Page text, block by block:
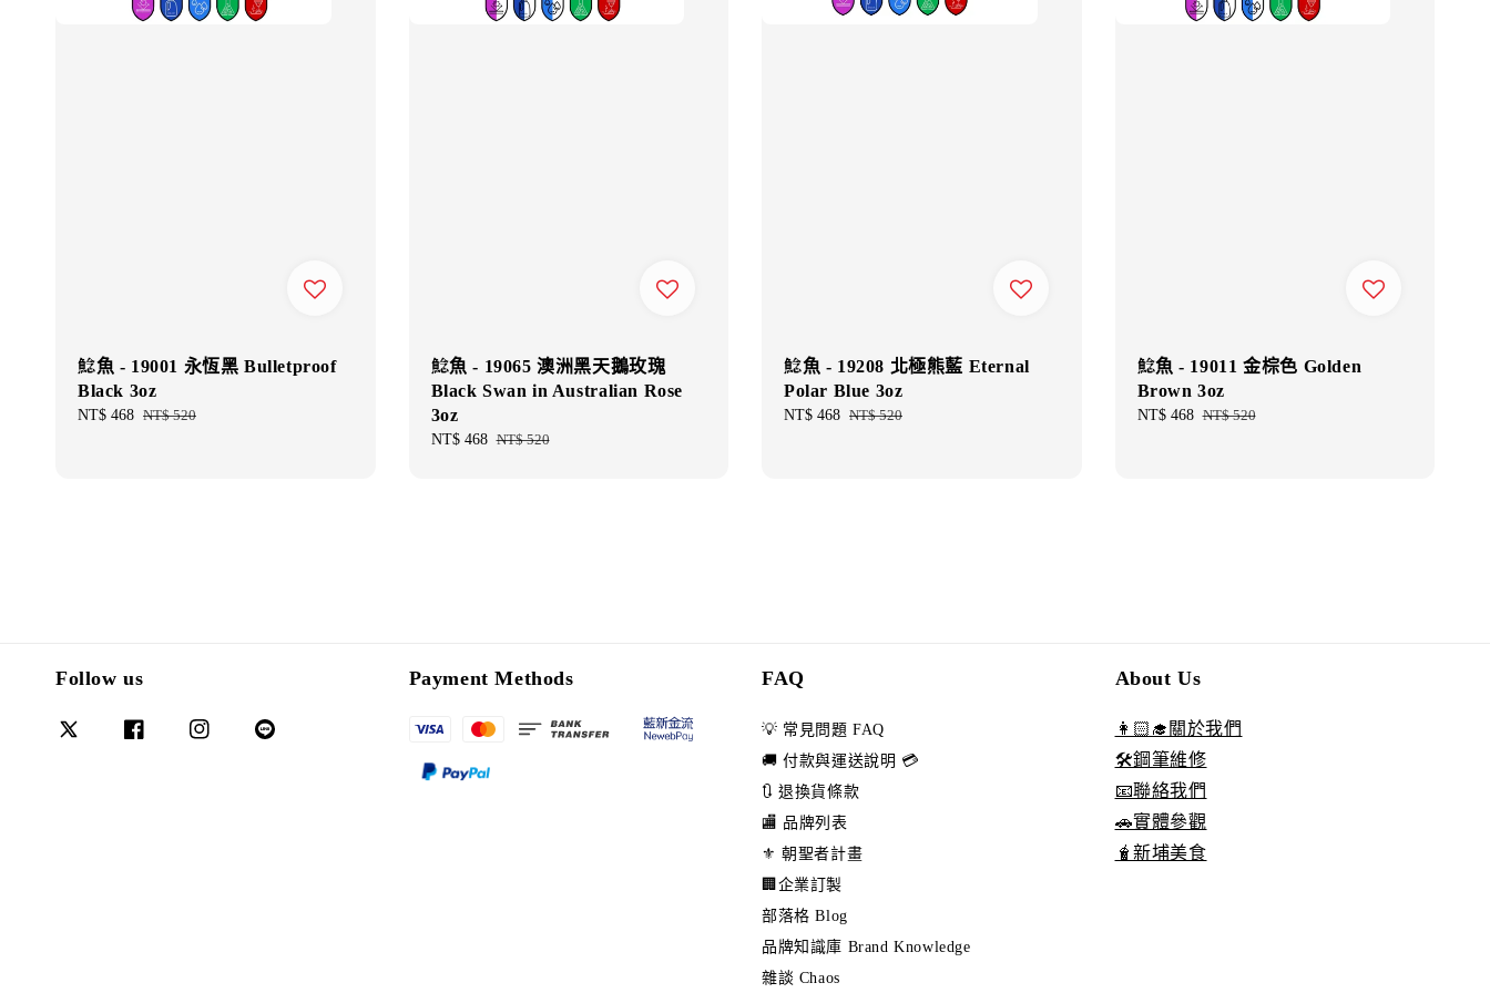
鯰魚 - 19001 永恆黑 Bulletproof
Black 3oz
Sale
NT$ 468 Regular
NT$ 520
鯰魚 - 19065 澳洲黑天鵝玫瑰
Black Swan in Australian Rose
3oz
Sale
NT$ 468 Regular
NT$ 520
鯰魚 - 19208 北極熊藍 Eternal
Polar Blue 3oz
Sale
NT$ 468 Regular
NT$ 520
鯰魚 - 19011 金棕色 Golden
Brown 3oz
Sale
NT$ 468 Regular
NT$ 520
Follow us Payment Methods FAQ
💡 常見問題 FAQ
🚚 付款與運送說明 💳
🔃 退換貨條款
🏬 品牌列表
⚜️ 朝聖者計畫
🏢企業訂製
部落格 Blog
品牌知識庫 Brand Knowledge
雜談 Chaos
About Us
👩🏻‍🎓關於我們
🛠️鋼筆維修
📧聯絡我們
🚗實體參觀
🧋新埔美食